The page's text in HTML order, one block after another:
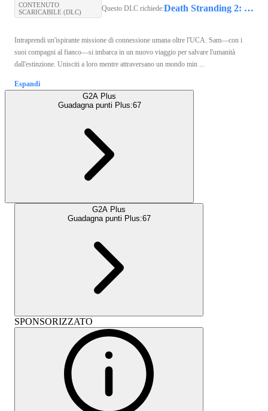
CONTENUTO
SCARICABILE (DLC)
Questo DLC richiede: Death Stranding 2: On The Beach (PS5) - PSN Account - GLOBAL
Intraprendi un'ispirante missione di connessione umana oltre l'UCA. Sam—con i
suoi compagni al fianco—si imbarca in un nuovo viaggio per salvare l'umanità
dall'estinzione. Unisciti a loro mentre attraversano un mondo min ...
Espandi
G2A Plus
Guadagna punti Plus:67
G2A Plus
Guadagna punti Plus:67
SPONSORIZZATO